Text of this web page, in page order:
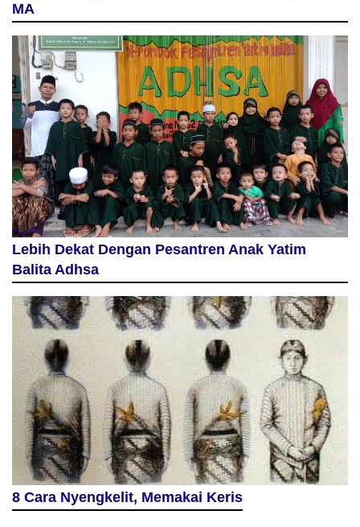
MA
Lebih Dekat Dengan Pesantren Anak Yatim
Balita Adhsa
8 Cara Nyengkelit, Memakai Keris